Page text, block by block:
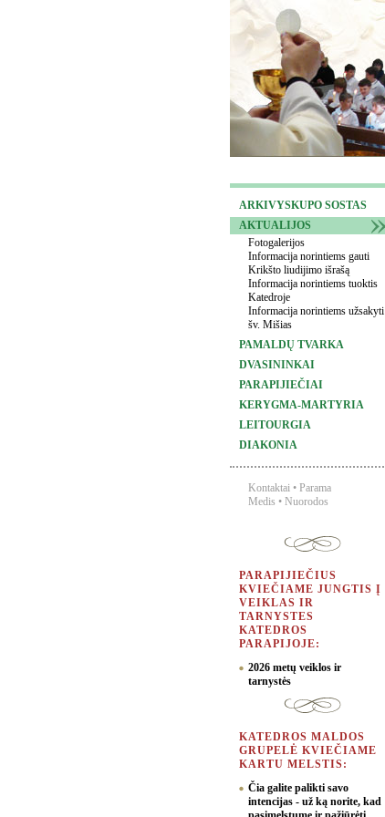
ARKIVYSKUPO SOSTAS
AKTUALIJOS
Fotogalerijos
Informacija norintiems gauti
Krikšto liudijimo išrašą
Informacija norintiems tuoktis
Katedroje
Informacija norintiems užsakyti
šv. Mišias
PAMALDŲ TVARKA
DVASININKAI
PARAPIJIEČIAI
KERYGMA-MARTYRIA
LEITOURGIA
DIAKONIA
Kontaktai • Parama
Medis • Nuorodos
PARAPIJIEČIUS
KVIEČIAME JUNGTIS Į
VEIKLAS IR
TARNYSTES
KATEDROS
PARAPIJOJE:
2026 metų veiklos ir
tarnystės
KATEDROS MALDOS
GRUPELĖ KVIEČIAME
KARTU MELSTIS:
Čia galite palikti savo
intencijas - už ką norite, kad